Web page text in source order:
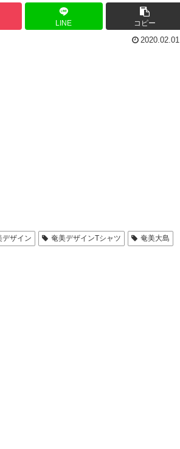
LINE コピー
2020.02.01
デザイン 奄美デザインTシャツ 奄美大島